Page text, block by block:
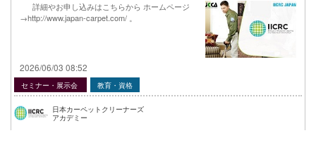
詳細やお申し込みはこちらから ホームページ
→http://www.japan-carpet.com/ 。
2026/06/03 08:52
セミナー・展示会 教育・資格
日本カーペットクリーナーズ
アカデミー